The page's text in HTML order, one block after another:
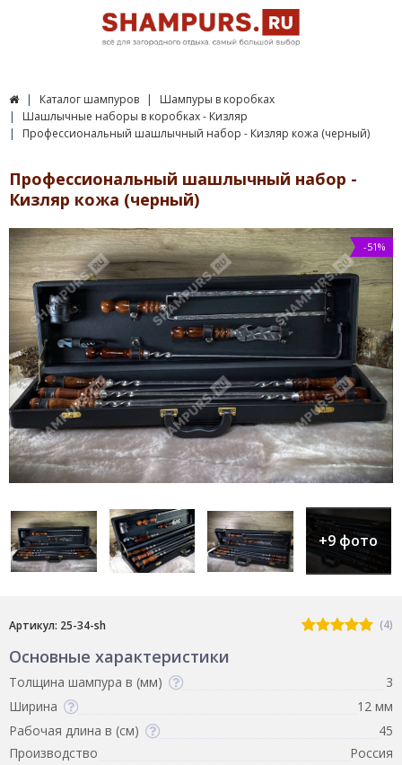
Каталог шампуров
Шампуры в коробках
Шашлычные наборы в коробках - Кизляр
Профессиональный шашлычный набор - Кизляр кожа (черный)
Профессиональный шашлычный набор -
Кизляр кожа (черный)
-51%
+9 фото
Артикул: 25-34-sh (4)
Основные характеристики
Толщина шампура в (мм)
3
Ширина
12 мм
Рабочая длина в (см)
45
Производство
Россия